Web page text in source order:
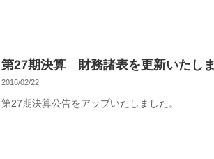
第27期決算 財務諸表を更新いたしま
2016/02/22
第27期決算公告をアップいたしました。